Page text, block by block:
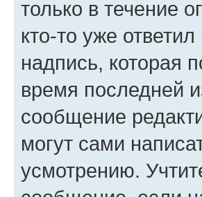
только в течение
кто-то уже
надпись, которая
время последней
сообщение
могут сами
усмотрению.